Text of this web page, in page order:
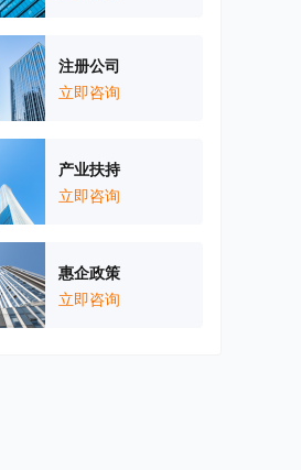
注册公司
立即咨询
产业扶持
立即咨询
惠企政策
立即咨询